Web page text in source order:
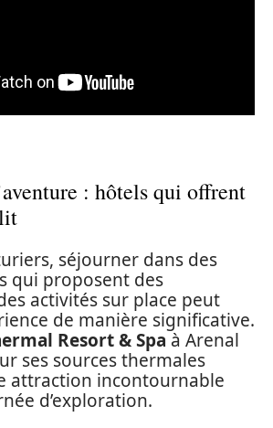
: hôtels qui offrent
séjourner dans des
qui proposent des
activités sur place peut
de manière significative.
Resort & Spa à Arenal
ses sources thermales
attraction incontournable
d’exploration.